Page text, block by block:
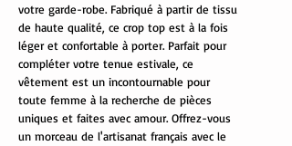
votre garde-robe. Fabriqué à partir de tissu
de haute qualité, ce crop top est à la fois
léger et confortable à porter. Parfait pour
compléter votre tenue estivale, ce
vêtement est un incontournable pour
toute femme à la recherche de pièces
uniques et faites avec amour. Offrez-vous
un morceau de l'artisanat français avec le